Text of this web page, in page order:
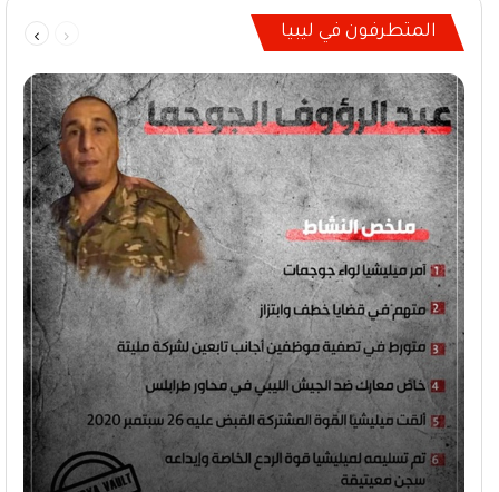
المتطرفون في ليبيا
الصفحة